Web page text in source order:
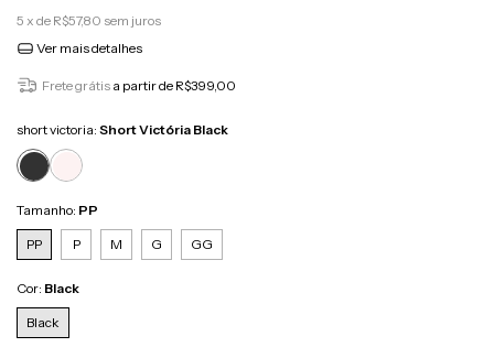
5 x de R$57,80 sem juros
Ver mais detalhes
Frete grátis a partir de R$399,00
short victoria: Short Victória Black
Tamanho: PP
PP P M G GG
Cor: Black
Black